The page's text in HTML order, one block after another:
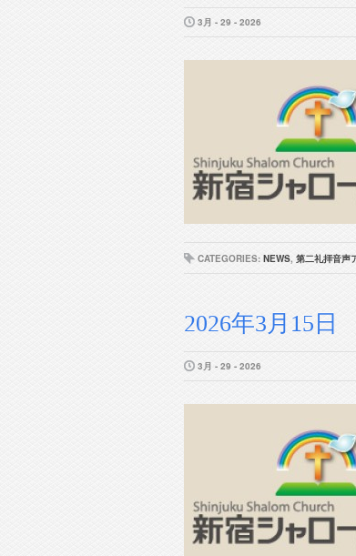
3月 - 29 - 2026
CATEGORIES: NEWS, 第二礼拝音声
2026年3月15
3月 - 29 - 2026